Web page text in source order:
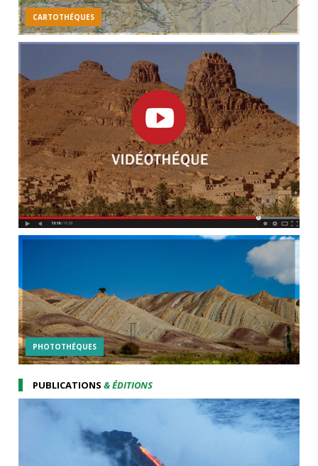
CARTOTHÉQUES
PHOTOTHÉQUES
PUBLICATIONS& ÉDITIONS